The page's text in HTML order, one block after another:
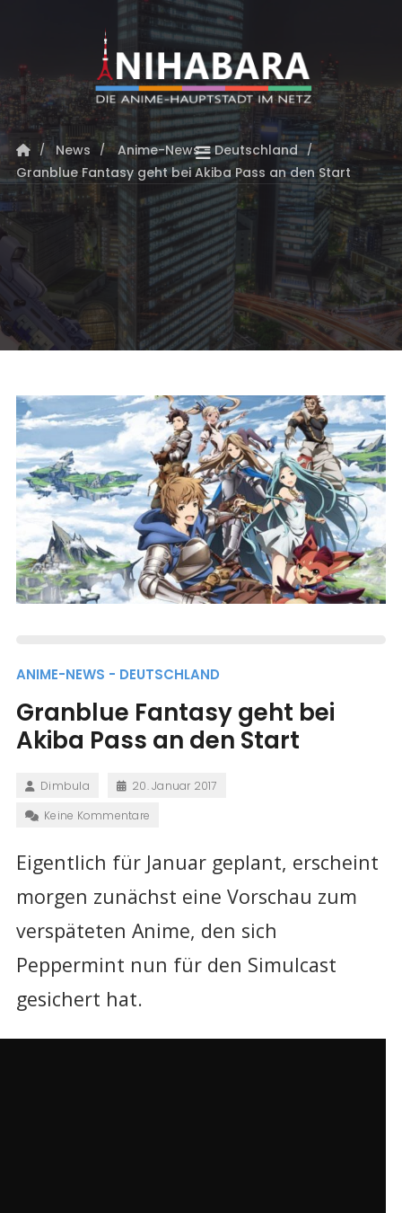
News
Anime-News - Deutschland
Granblue Fantasy geht bei Akiba Pass an den Start
ANIME-NEWS - DEUTSCHLAND
Granblue Fantasy geht bei
Akiba Pass an den Start
Dimbula
20. Januar 2017
Keine Kommentare
Eigentlich für Januar geplant, erscheint
morgen zunächst eine Vorschau zum
verspäteten Anime, den sich
Peppermint nun für den Simulcast
gesichert hat.